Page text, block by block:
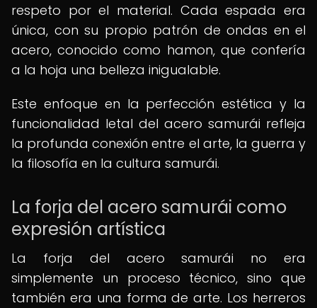
respeto por el material. Cada espada era
única, con su propio patrón de ondas en el
acero, conocido como hamon, que confería
a la hoja una belleza inigualable.
Este enfoque en la perfección estética y la
funcionalidad letal del acero samurái refleja
la profunda conexión entre el arte, la guerra y
la filosofía en la cultura samurái.
La forja del acero samurái como
expresión artística
La forja del acero samurái no era
simplemente un proceso técnico, sino que
también era una forma de arte. Los herreros